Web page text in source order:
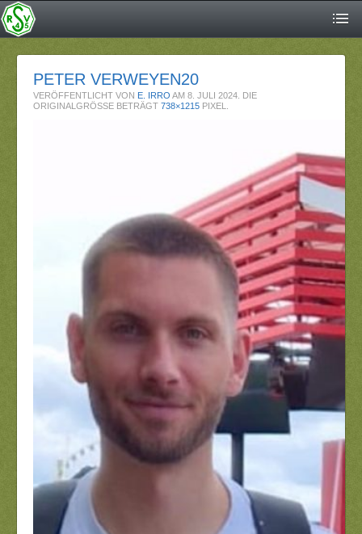
PETER VERWEYEN20
VERÖFFENTLICHT VON E. IRRO AM 8. JULI 2024 . DIE
ORIGINALGRÖSSE BETRÄGT 738×1215 PIXEL.